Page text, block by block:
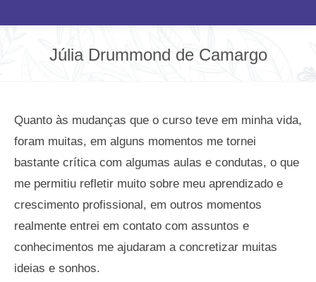
Júlia Drummond de Camargo
Quanto às mudanças que o curso teve em minha vida,
foram muitas, em alguns momentos me tornei
bastante crítica com algumas aulas e condutas, o que
me permitiu refletir muito sobre meu aprendizado e
crescimento profissional, em outros momentos
realmente entrei em contato com assuntos e
conhecimentos me ajudaram a concretizar muitas
ideias e sonhos.